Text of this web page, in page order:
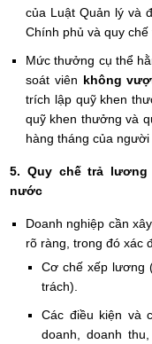
của Luật Quản lý và
Chính phủ và quy
Mức thưởng cụ thể
soát viên không
trích lập quỹ khen
quỹ khen thưởng và
hàng tháng của người
5. Quy chế trả
nước
Doanh nghiệp cần
rõ ràng, trong đó xác
Cơ chế xếp lương
trách).
Các điều kiện và
doanh, doanh